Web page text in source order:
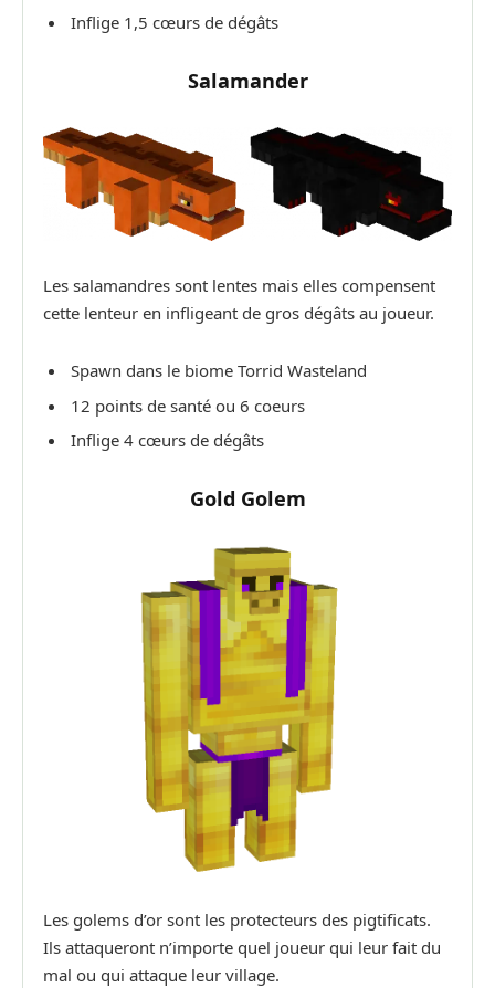
Inflige 1,5 cœurs de dégâts
Salamander
Les salamandres sont lentes mais elles compensent
cette lenteur en infligeant de gros dégâts au joueur.
Spawn dans le biome Torrid Wasteland
12 points de santé ou 6 coeurs
Inflige 4 cœurs de dégâts
Gold Golem
Les golems d’or sont les protecteurs des pigtificats.
Ils attaqueront n’importe quel joueur qui leur fait du
mal ou qui attaque leur village.